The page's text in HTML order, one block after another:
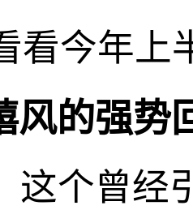
看今年上
风的强势
这个曾经